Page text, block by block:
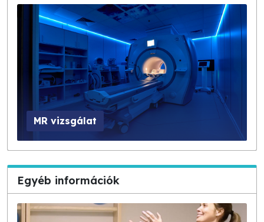
MR vizsgálat
Egyéb információk